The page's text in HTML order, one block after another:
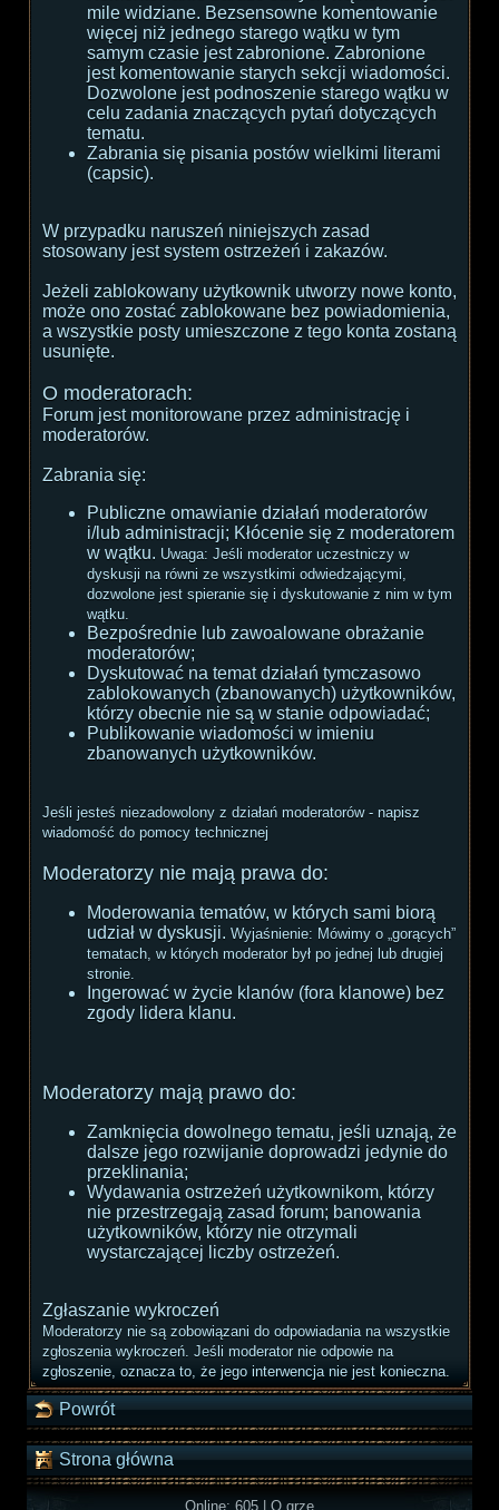
mile widziane. Bezsensowne komentowanie
więcej niż jednego starego wątku w tym
samym czasie jest zabronione. Zabronione
jest komentowanie starych sekcji wiadomości.
Dozwolone jest podnoszenie starego wątku w
celu zadania znaczących pytań dotyczących
tematu.
Zabrania się pisania postów wielkimi literami
(capsic).
W przypadku naruszeń niniejszych zasad
stosowany jest system ostrzeżeń i zakazów.
Jeżeli zablokowany użytkownik utworzy nowe konto,
może ono zostać zablokowane bez powiadomienia,
a wszystkie posty umieszczone z tego konta zostaną
usunięte.
O moderatorach:
Forum jest monitorowane przez administrację i
moderatorów.
Zabrania się:
Publiczne omawianie działań moderatorów
i/lub administracji; Kłócenie się z moderatorem
w wątku. Uwaga: Jeśli moderator uczestniczy w
dyskusji na równi ze wszystkimi odwiedzającymi,
dozwolone jest spieranie się i dyskutowanie z nim w tym
wątku.
Bezpośrednie lub zawoalowane obrażanie
moderatorów;
Dyskutować na temat działań tymczasowo
zablokowanych (zbanowanych) użytkowników,
którzy obecnie nie są w stanie odpowiadać;
Publikowanie wiadomości w imieniu
zbanowanych użytkowników.
Jeśli jesteś niezadowolony z działań moderatorów - napisz
wiadomość do pomocy technicznej
Moderatorzy nie mają prawa do:
Moderowania tematów, w których sami biorą
udział w dyskusji. Wyjaśnienie: Mówimy o „gorących”
tematach, w których moderator był po jednej lub drugiej
stronie.
Ingerować w życie klanów (fora klanowe) bez
zgody lidera klanu.
Moderatorzy mają prawo do:
Zamknięcia dowolnego tematu, jeśli uznają, że
dalsze jego rozwijanie doprowadzi jedynie do
przeklinania;
Wydawania ostrzeżeń użytkownikom, którzy
nie przestrzegają zasad forum; banowania
użytkowników, którzy nie otrzymali
wystarczającej liczby ostrzeżeń.
Zgłaszanie wykroczeń
Moderatorzy nie są zobowiązani do odpowiadania na wszystkie
zgłoszenia wykroczeń. Jeśli moderator nie odpowie na
zgłoszenie, oznacza to, że jego interwencja nie jest konieczna.
Powrót
Strona główna
Online: 605 O grze